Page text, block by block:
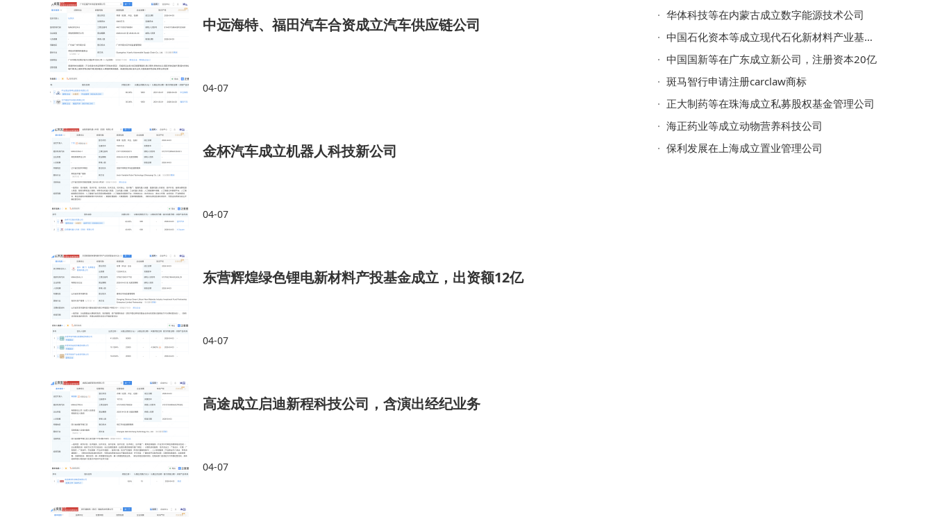
中远海特、福田汽车合资成立汽车供应链公司
04-07
金杯汽车成立机器人科技新公司
04-07
东营辉煌绿色锂电新材料产投基金成立，出资额12亿
04-07
高途成立启迪新程科技公司，含演出经纪业务
04-07
华体科技等在内蒙古成立数字能源技术公司
中国石化资本等成立现代石化新材料产业基金，出资额50亿
中国国新等在广东成立新公司，注册资本20亿
斑马智行申请注册carclaw商标
正大制药等在珠海成立私募股权基金管理公司
海正药业等成立动物营养科技公司
保利发展在上海成立置业管理公司